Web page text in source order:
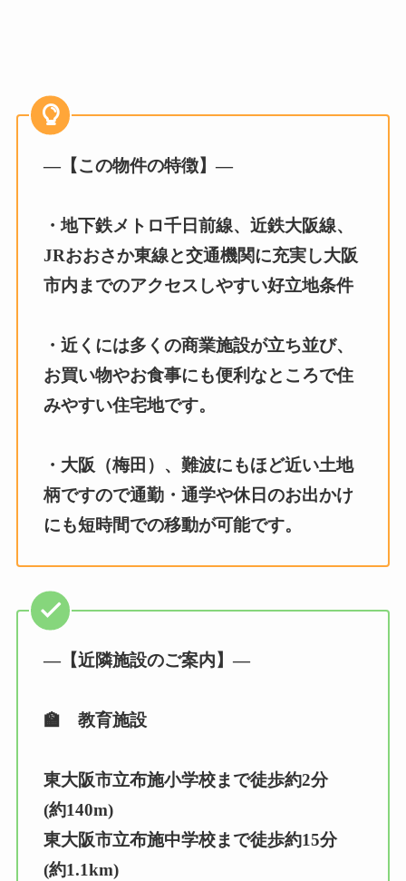
—【この物件の特徴】—
・地下鉄メトロ千日前線、近鉄大阪線、
JRおおさか東線と交通機関に充実し大阪
市内までのアクセスしやすい好立地条件
・近くには多くの商業施設が立ち並び、
お買い物やお食事にも便利なところで住
みやすい住宅地です。
・大阪（梅田）、難波にもほど近い土地
柄ですので通勤・通学や休日のお出かけ
にも短時間での移動が可能です。
—【近隣施設のご案内】—
🏫 教育施設
東大阪市立布施小学校まで徒歩約2分
(約140m)
東大阪市立布施中学校まで徒歩約15分
(約1.1km)